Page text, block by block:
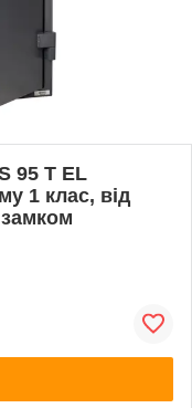
95 T EL
1 клас, від